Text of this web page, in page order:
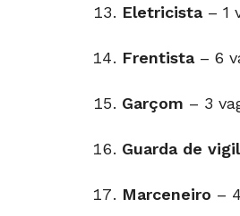
Eletricista– 1
Frentista– 6
Garçom – 3
Guarda de
Marceneiro –